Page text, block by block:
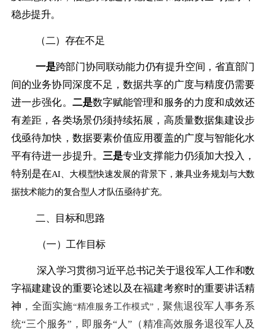
稳步提升。
（二）存在不足
一是跨部门协同联动能力仍有提升空间，省直部门
间的业务协同深度不足，数据共享的广度与精度仍需要
进一步强化。 二是数字赋能管理和服务的力度和成效还
有差距，各类场景仍须持续拓展，高质量数据集建设步
伐亟待加快，数据要素价值应用覆盖的广度与智能化水
平有待进一步提升。 三是专业支撑能力仍须加大投入，
特别是在AI、大模型快速发展的背景下，兼具业务规划与大数
据技术能力的复合型人才队伍亟待扩充。
二、目标和思路
（一）工作目标
深入学习贯彻习近平总书记关于退役军人工作和数
字福建建设的重要论述以及在福建考察时的重要讲话精
神 ， 全面实施“精准服务工作模式”，聚焦退役军人事务系
统“三个服务”，即 服务“人” （精准高效服务退役军人及